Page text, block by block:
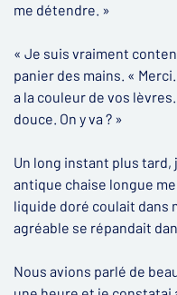
me détendre. »
« Je suis vraiment
panier des mains. «
a la couleur de vos
douce. On y va ? »
Un long instant plus tard,
antique chaise longue
liquide doré coulait dans
agréable se répandait
Nous avions parlé de